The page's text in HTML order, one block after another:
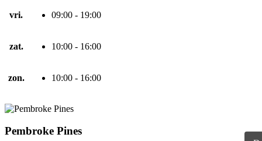
vri. 09:00 - 19:00
zat. 10:00 - 16:00
zon. 10:00 - 16:00
Pembroke Pines